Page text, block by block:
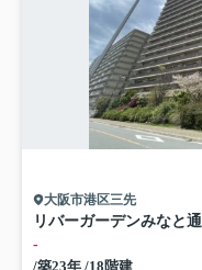
大阪市港区三先
リバーガーデンみなと通
-
/築23年 /18階建